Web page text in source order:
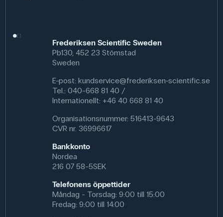
Frederiksen Scientific Sweden
Pb130, 452 23 Stömstad
Sweden
E-post: kundservice@frederiksen-scientific.se
Tel.: 040-668 81 40 /
Internationellt: +46 40 668 81 40
Organisationsnummer: 516413-9643
CVR nr. 36996617
Bankkonto
Nordea
216 07 58-5SEK
Telefonens öppettider
Måndag - Torsdag: 9:00 till 15:00
Fredag: 9:00 till 14:00